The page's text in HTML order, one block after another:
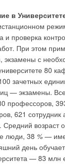
в
и проверка
При этом
экзамены с
80
зачетных
— экзамены.
профессоров,
621
Средний возраст
люди, 38 % —
день
— 83 млн